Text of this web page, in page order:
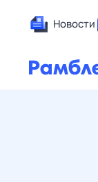
Новости